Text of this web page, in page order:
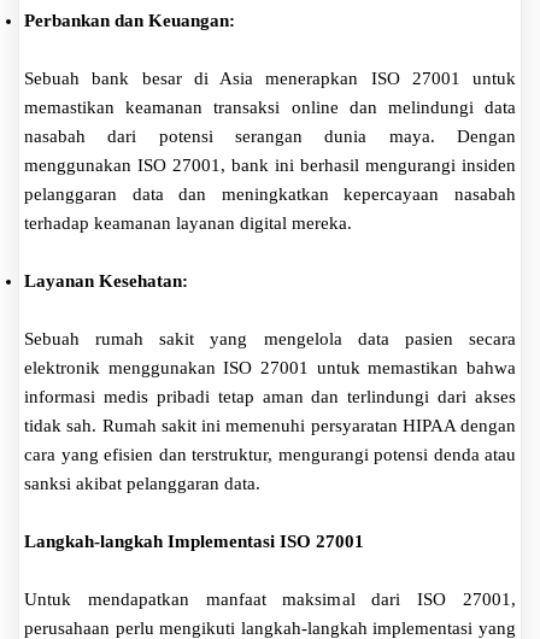
Perbankan dan Keuangan:
Sebuah bank besar di Asia menerapkan ISO 27001 untuk
memastikan keamanan transaksi online dan melindungi data
nasabah dari potensi serangan dunia maya. Dengan
menggunakan ISO 27001, bank ini berhasil mengurangi insiden
pelanggaran data dan meningkatkan kepercayaan nasabah
terhadap keamanan layanan digital mereka.
Layanan Kesehatan:
Sebuah rumah sakit yang mengelola data pasien secara
elektronik menggunakan ISO 27001 untuk memastikan bahwa
informasi medis pribadi tetap aman dan terlindungi dari akses
tidak sah. Rumah sakit ini memenuhi persyaratan HIPAA dengan
cara yang efisien dan terstruktur, mengurangi potensi denda atau
sanksi akibat pelanggaran data.
Langkah-langkah Implementasi ISO 27001
Untuk mendapatkan manfaat maksimal dari ISO 27001,
perusahaan perlu mengikuti langkah-langkah implementasi yang